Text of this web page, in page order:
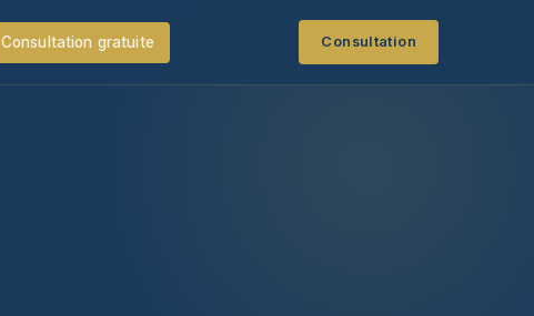
Consultation gratuite Consultation